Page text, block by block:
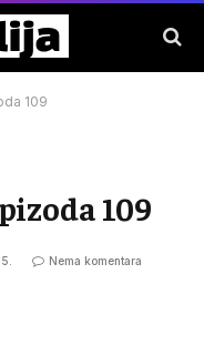
109
109
Nema komentara